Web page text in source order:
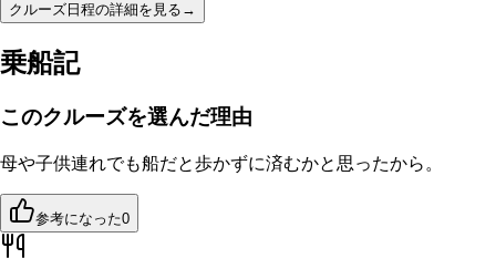
クルーズ日程の詳細を見る →
乗船記
このクルーズを選んだ理由
母や子供連れでも船だと歩かずに済むかと思ったから。
参考になった0